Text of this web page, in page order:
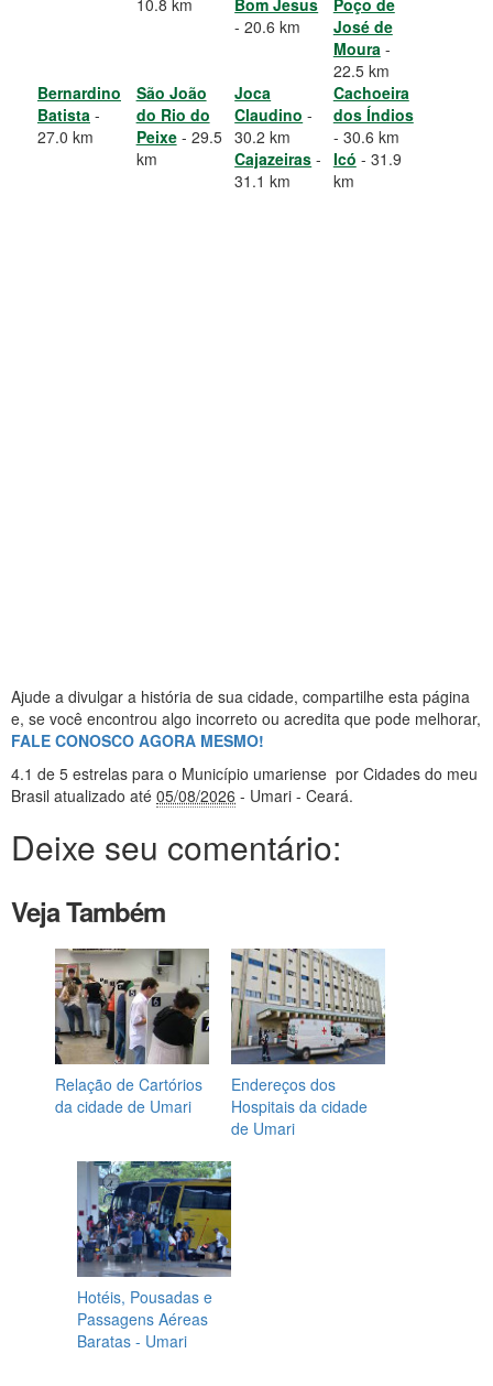
10.8 km
Bom Jesus
- 20.6 km
Poço de
José de
Moura-
22.5 km
Bernardino
Batista -
27.0 km
São João
do Rio do
Peixe- 29.5
km
Joca
Claudino -
30.2 km
Cachoeira
dos Índios
- 30.6 km
Cajazeiras -
31.1 km
Icó - 31.9
km
Ajude a divulgar a história de sua cidade, compartilhe esta página
e, se você encontrou algo incorreto ou acredita que pode melhorar,
FALE CONOSCO AGORA MESMO!
4.1 de 5 estrelas para o Município umariense por Cidades do meu
Brasil atualizado até 05/08/2026 - Umari - Ceará.
Deixe seu comentário:
Veja Também
Relação de Cartórios
da cidade de Umari
Endereços dos
Hospitais da cidade
de Umari
Hotéis, Pousadas e
Passagens Aéreas
Baratas - Umari